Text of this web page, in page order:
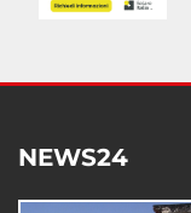
NEWS24